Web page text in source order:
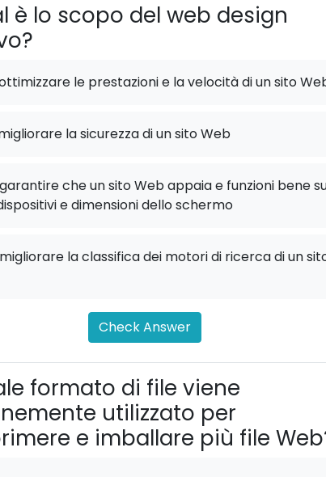
è lo scopo del web design
le prestazioni e la velocità di un sito
la sicurezza di un sito Web
che un sito Web appaia e funzioni bene
e dimensioni dello schermo
la classifica dei motori di ricerca di un
Check Answer
formato di file viene
utilizzato per
e imballare più file